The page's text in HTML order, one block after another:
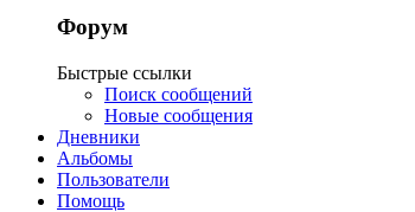
Форум
Быстрые ссылки
Поиск сообщений
Новые сообщения
Дневники
Альбомы
Пользователи
Помощь